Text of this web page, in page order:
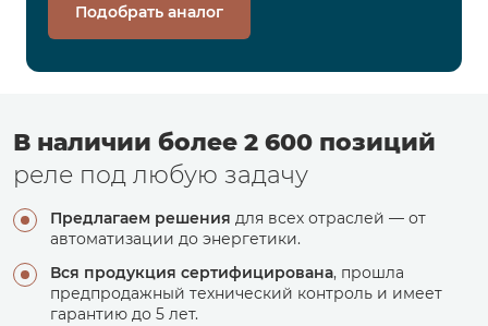
Подобрать аналог
В наличии более 2 600 позиций
реле под любую задачу
Предлагаем решения для всех отраслей — от
автоматизации до энергетики.
Вся продукция сертифицирована, прошла
предпродажный технический контроль и имеет
гарантию до 5 лет.